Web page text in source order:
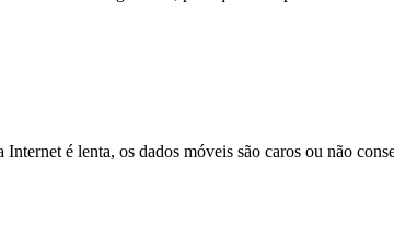
é lenta, os dados móveis são caros ou não